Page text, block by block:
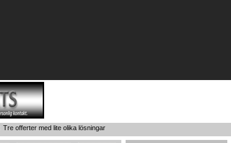
Tre offerter med lite olika lösningar